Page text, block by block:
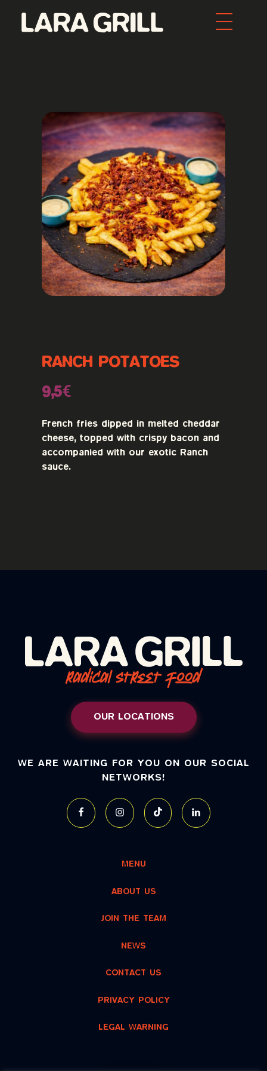
RANCH POTATOES
9,5€
French fries dipped in melted cheddar
cheese, topped with crispy bacon and
accompanied with our exotic Ranch
sauce.
OUR LOCATIONS
WE ARE WAITING FOR YOU ON OUR SOCIAL
NETWORKS!
MENU
ABOUT US
JOIN THE TEAM
NEWS
CONTACT US
PRIVACY POLICY
LEGAL WARNING